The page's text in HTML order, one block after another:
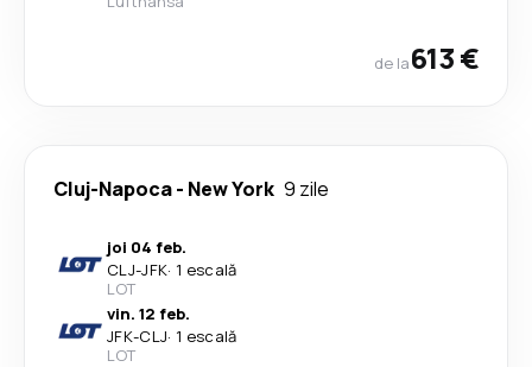
de la613 €
Cluj-Napoca- New York 9 zile
joi 04 feb.
CLJ-JFK· 1 escală
LOT
vin. 12 feb.
JFK-CLJ· 1 escală
LOT